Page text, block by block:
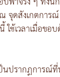
จุดสังเกตการณ์
ใช้เวลาเมื่อขอ
นปรากฏการณ์